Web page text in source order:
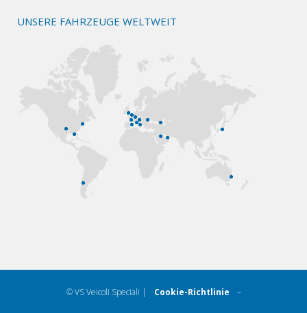
UNSERE FAHRZEUGE WELTWEIT
© VS Veicoli Speciali | Cookie-Richtlinie –